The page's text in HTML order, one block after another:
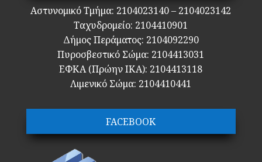
Αστυνομικό Τμήμα: 2104023140 – 2104023142
Ταχυδρομείο: 2104410901
Δήμος Περάματος: 2104092290
Πυροσβεστικό Σώμα: 2104413031
ΕΦΚΑ (Πρώην ΙΚΑ): 2104413118
Λιμενικό Σώμα: 2104410441
FACEBOOK